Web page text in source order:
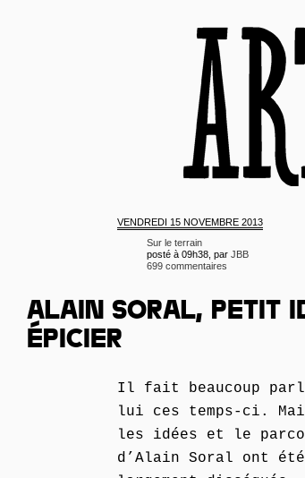
VENDREDI 15 NOVEMBRE 2013
Sur le terrain
posté à 09h38, par JBB
699 commentaires
ALAIN SORAL, PETIT
ÉPICIER
Il fait beaucoup
lui ces temps-ci.
les idées et le
d’Alain Soral ont été